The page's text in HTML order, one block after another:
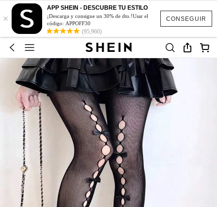
CONSEGUIR
×
APP SHEIN - DESCUBRE TU ESTILO
¡Descarga y consigue un 30% de dto.!Usar el
código: APPOFF30
(95,960)